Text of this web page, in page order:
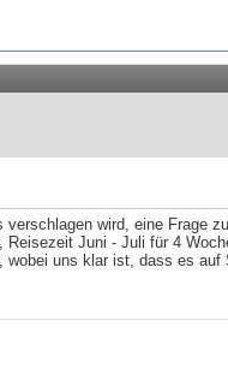
wird, eine Frage
Reisezeit Juni - Juli für 4
uns klar ist, dass es